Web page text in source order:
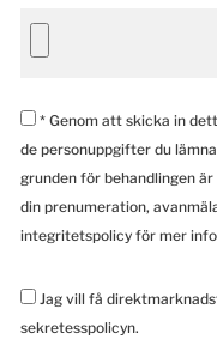
* Genom att skicka in
de personuppgifter du
grunden för behandlingen
din prenumeration,
integritetspolicy för mer
Jag vill få
sekretesspolicyn.